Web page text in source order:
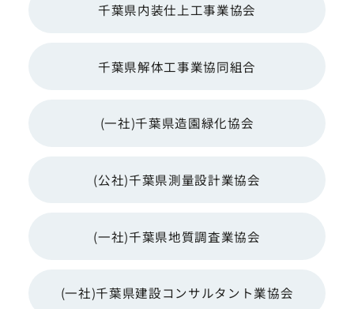
千葉県内装仕上工事業協会
千葉県解体工事業協同組合
(一社)千葉県造園緑化協会
(公社)千葉県測量設計業協会
(一社)千葉県地質調査業協会
(一社)千葉県建設コンサルタント業協会